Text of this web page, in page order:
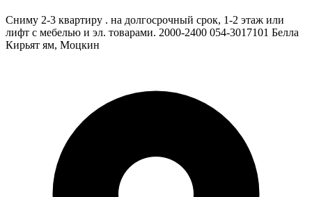
Сниму 2-3 квартиру . на долгосрочный срок, 1-2 этаж или
лифт с мебелью и эл. товарами. 2000-2400 054-3017101 Белла
Кирьят ям, Моцкин